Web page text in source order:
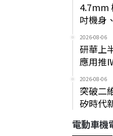
4.7mm
吋機身
2026-08-06
研華上
應用推
2026-08-06
突破二
矽時代
電動車機